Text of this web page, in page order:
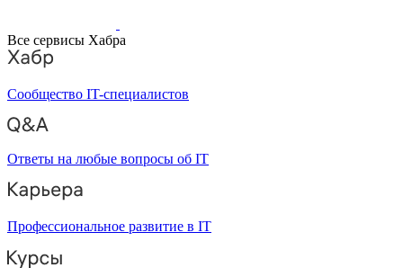
Все сервисы Хабра
Сообщество IT-специалистов
Ответы на любые вопросы об IT
Профессиональное развитие в IT